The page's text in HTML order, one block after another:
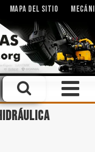
MAPA DEL SITIO
Implementos Aceites